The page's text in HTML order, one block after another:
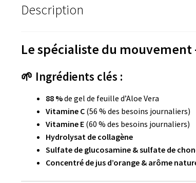
Description
Le spécialiste du mouvement
🌱 Ingrédients clés :
88 %de gel de feuille d’Aloe Vera
Vitamine C(56 % des besoins journaliers)
Vitamine E(60 % des besoins journaliers)
Hydrolysat de collagène
Sulfate de glucosamine & sulfate de
Concentré de jus d’orange & arôme